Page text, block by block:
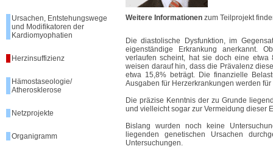
Ursachen, Entstehungswege
und Modifikatoren der
Kardiomyophatien
Herzinsuffizienz
Hämostaseologie/
Atherosklerose
Netzprojekte
Organigramm
Weitere Informationen zum Teilprojekt
Die diastolische Dysfunktion, im
eigenständige Erkrankung anerkannt.
verlaufen scheint, hat sie doch eine etwa
weisen darauf hin, dass die Prävalenz
etwa 15,8% beträgt. Die finanzielle
Ausgaben für Herzerkrankungen werden
Die präzise Kenntnis der zu Grunde
und vielleicht sogar zur Vermeidung dieser
Bislang wurden noch keine
liegenden genetischen Ursachen
Untersuchungen.